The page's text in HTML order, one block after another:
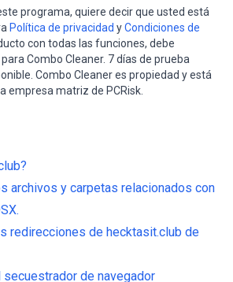
programa, quiere decir que usted está
Política de privacidad yCondiciones de
con todas las funciones, debe
Combo Cleaner. 7 días de prueba
Combo Cleaner es propiedad y está
empresa matriz de PCRisk.
archivos y carpetas relacionados con
redirecciones de hecktasit.club de
secuestrador de navegador